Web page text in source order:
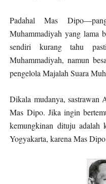
Padahal Mas
Muhammadiyah yang lama
sendiri kurang tahu
Muhammadiyah, namun
pengelola Majalah Suara
Dikala mudanya, sastrawan
Mas Dipo. Jika ingin
kemungkinan dituju
Yogyakarta, karena Mas